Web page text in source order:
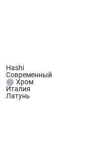
Hashi
Современный
Хром
Италия
Латунь